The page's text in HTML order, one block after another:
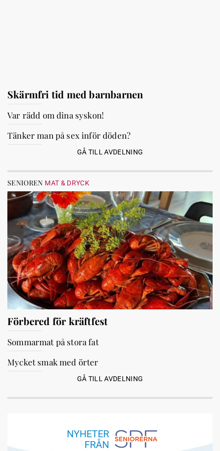
Skärmfri tid med barnbarnen
Var rädd om dina syskon!
Tänker man på sex inför döden?
GÅ TILL AVDELNING
SENIOREN MAT & DRYCK
Förbered för kräftfest
Sommarmat på stora fat
Mycket smak med örter
GÅ TILL AVDELNING
NYHETER
FRÅN